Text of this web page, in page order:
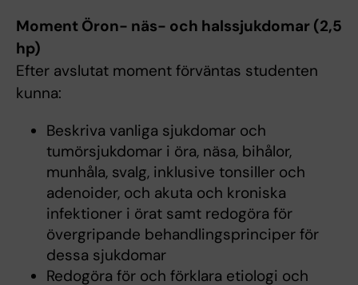
Moment Öron- näs- och halssjukdomar (2,5
hp)
Efter avslutat moment förväntas studenten
kunna:
Beskriva vanliga sjukdomar och
tumörsjukdomar i öra, näsa, bihålor,
munhåla, svalg, inklusive tonsiller och
adenoider, och akuta och kroniska
infektioner i örat samt redogöra för
övergripande behandlingsprinciper för
dessa sjukdomar
Redogöra för och förklara etiologi och